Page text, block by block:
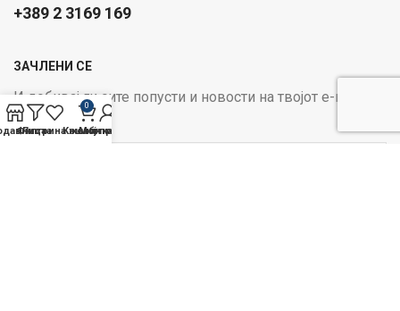
+389 2 3169 169
ЗАЧЛЕНИ СЕ
И добивај ги сите попусти и новости на твојот е-маил
Email address:
Филтри
Листа на желби
0
Кошничка
Мој профил